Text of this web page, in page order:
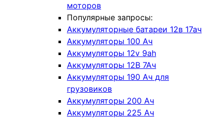
моторов
Популярные запросы:
Аккумуляторные батареи 12в 17ач
Аккумуляторы 100 Ач
Аккумуляторы 12v 9ah
Аккумуляторы 12В 7Ач
Аккумуляторы 190 Ач для
грузовиков
Аккумуляторы 200 Ач
Аккумуляторы 225 Ач